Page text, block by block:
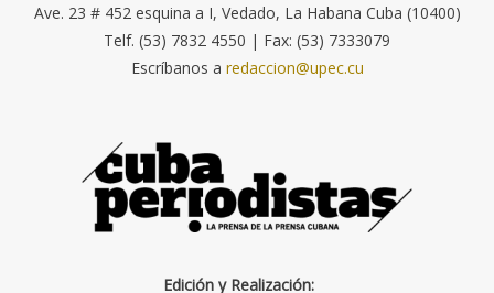
Ave. 23 # 452 esquina a I, Vedado, La Habana Cuba (10400)
Telf. (53) 7832 4550 | Fax: (53) 7333079
Escríbanos a redaccion@upec.cu
Edición y Realización: